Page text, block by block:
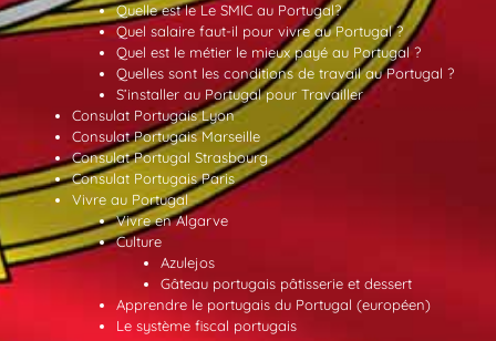
Quelle est le Le SMIC au Portugal?
Quel salaire faut-il pour vivre au Portugal ?
Quel est le métier le mieux payé au Portugal ?
Quelles sont les conditions de travail au Portugal ?
S’installer au Portugal pour Travailler
Consulat Portugais Lyon
Consulat Portugais Marseille
Consulat Portugal Strasbourg
Consulat Portugais Paris
Vivre au Portugal
Vivre en Algarve
Culture
Azulejos
Gâteau portugais pâtisserie et dessert
Apprendre le portugais du Portugal (européen)
Le système fiscal portugais